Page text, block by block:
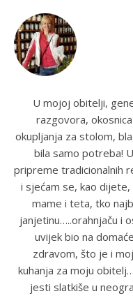
U mojoj obitelji,
razgovora,
okupljanja za stolom,
bila samo potreba!
pripreme tradicionalnih
i sjećam se, kao
mame i teta, tko
janjetinu…..orahnjaču i
uvijek bio na
zdravom, što je i
kuhanja za moju
jesti slatkiše u